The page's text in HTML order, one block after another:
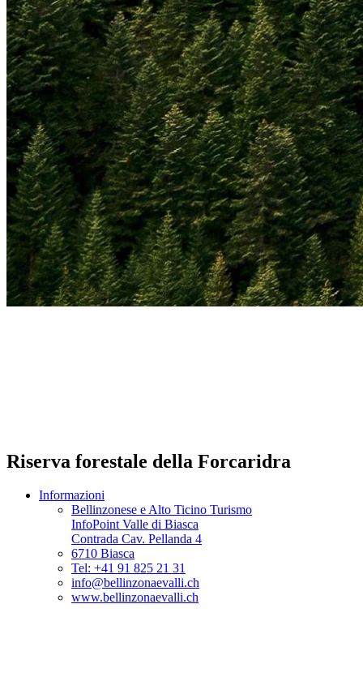
Riserva forestale della Forcaridra
Informazioni
Bellinzonese e Alto Ticino Turismo
InfoPoint Valle di Biasca
Contrada Cav. Pellanda 4
6710 Biasca
Tel: +41 91 825 21 31
info@bellinzonaevalli.ch
www.bellinzonaevalli.ch